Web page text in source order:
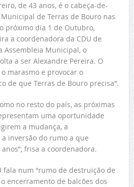
de 43 anos, é o cabeça-de-
de Terras de Bouro nas
próximo dia 1 de Outubro,
a coordenadora da CDU de
Assembleia Municipal, o
a ser Alexandre Pereira. O
marasmo e provocar o
de que Terras de Bouro precisa”.
no resto do país, as próximas
uma oportunidade
a mudança, a
inversão do rumo a que
frisa a coordenadora.
fala num “rumo de destruição de
encerramento de balcões dos